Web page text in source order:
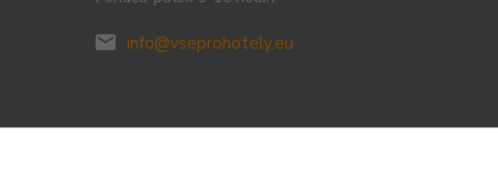
info@vseprohotely.eu